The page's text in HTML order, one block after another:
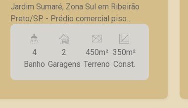
Jardim Sumaré, Zona Sul em Ribeirão
Preto/SP. - Prédio comercial piso
superior; - Recepção ampla; - 6 salas; -
1 sala esterilização com armários; -
Cozinha; - 4 banheiros; -
Estacionamento rotativo. A Piramid tem
como objetivo atender seus clientes
vendas de imóveis prontos, usados ou
4
Banho
2
Garagens
450m²
Terreno
350m²
Const.